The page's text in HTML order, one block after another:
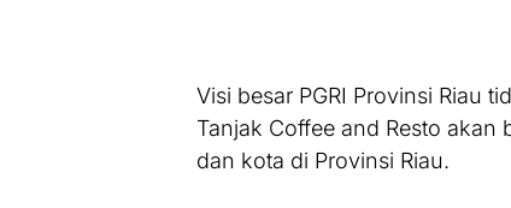
Visi besar PGRI Provinsi Riau
Tanjak Coffee and Resto
dan kota di Provinsi Riau.